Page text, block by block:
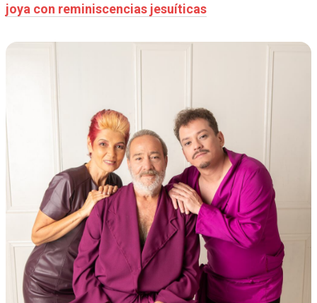
joya con reminiscencias jesuíticas